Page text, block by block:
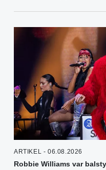
ARTIKEL - 06.08.2026
Robbie Williams var